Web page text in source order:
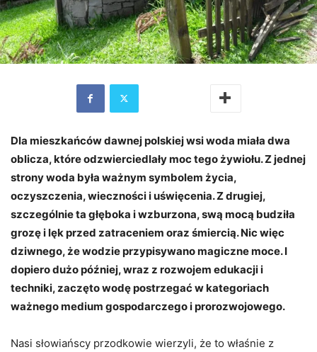
Dla mieszkańców dawnej polskiej wsi woda miała dwa
oblicza, które odzwierciedlały moc tego żywiołu. Z jednej
strony woda była ważnym symbolem życia,
oczyszczenia, wieczności i uświęcenia. Z drugiej,
szczególnie ta głęboka i wzburzona, swą mocą budziła
grozę i lęk przed zatraceniem oraz śmiercią. Nic więc
dziwnego, że wodzie przypisywano magiczne moce. I
dopiero dużo później, wraz z rozwojem edukacji i
techniki, zaczęto wodę postrzegać w kategoriach
ważnego medium gospodarczego i prorozwojowego.
Nasi słowiańscy przodkowie wierzyli, że to właśnie z